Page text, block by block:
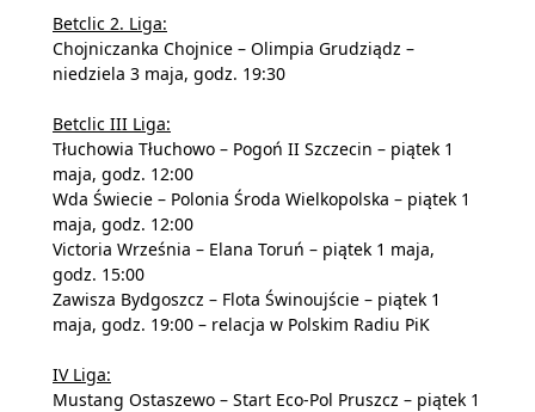
Betclic 2. Liga:
Chojniczanka Chojnice – Olimpia Grudziądz –
niedziela 3 maja, godz. 19:30
Betclic III Liga:
Tłuchowia Tłuchowo – Pogoń II Szczecin – piątek 1
maja, godz. 12:00
Wda Świecie – Polonia Środa Wielkopolska – piątek 1
maja, godz. 12:00
Victoria Września – Elana Toruń – piątek 1 maja,
godz. 15:00
Zawisza Bydgoszcz – Flota Świnoujście – piątek 1
maja, godz. 19:00 – relacja w Polskim Radiu PiK
IV Liga:
Mustang Ostaszewo – Start Eco-Pol Pruszcz – piątek 1